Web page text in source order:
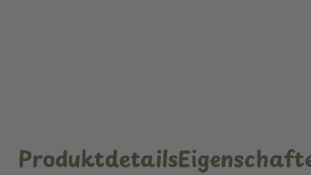
Produktdetails